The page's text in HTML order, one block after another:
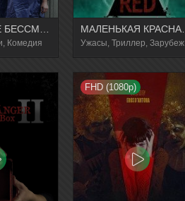
Комедия
FHD (1080p)